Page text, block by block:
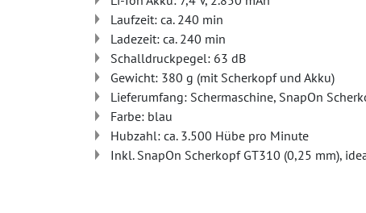
Laufzeit: ca. 240 min
Ladezeit: ca. 240 min
Schalldruckpegel: 63 dB
Gewicht: 380 g (mit Scherkopf und Akku)
Lieferumfang: Schermaschine, SnapOn
Farbe: blau
Hubzahl: ca. 3.500 Hübe pro Minute
Inkl. SnapOn Scherkopf GT310 (0,25 mm),